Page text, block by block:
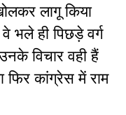
लागू किया
भले ही पिछड़े वर्ग
विचार वही हैं
कांग्रेस में राम